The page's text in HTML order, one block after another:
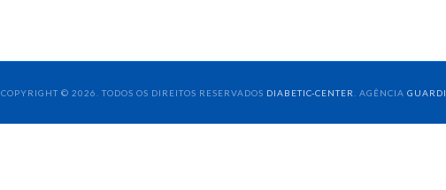
COPYRIGHT © 2026. TODOS OS DIREITOS RESERVADOS DIABETIC-CENTER . AGÊNCIA